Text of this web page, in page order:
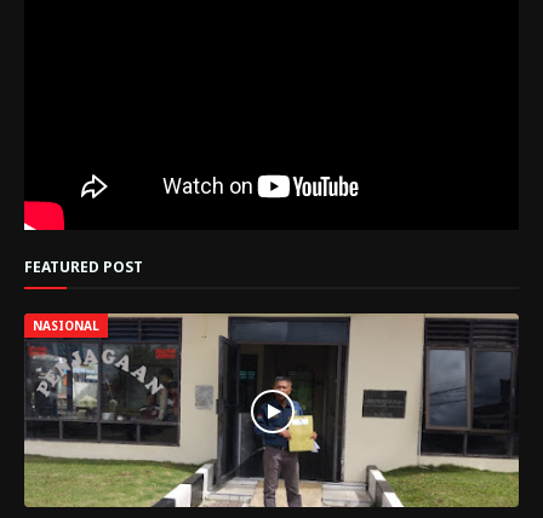
FEATURED POST
NASIONAL